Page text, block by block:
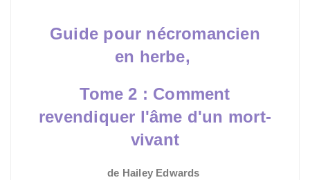
Guide pour nécromancien
en herbe,
Tome 2 : Comment
revendiquer l'âme d'un mort-
vivant
de Hailey Edwards